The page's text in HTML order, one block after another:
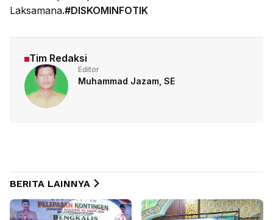
Laksamana.#DISKOMINFOTIK
Tim Redaksi
Editor
Muhammad Jazam, SE
BERITA LAINNYA